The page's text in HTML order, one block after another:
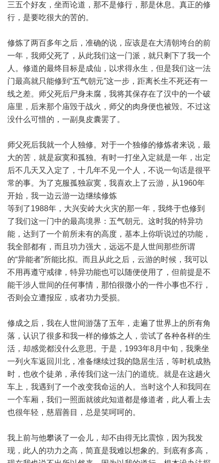
三五个好友，坐而论道，那不是修行，那是休息。真正的修
行，是要吃很大的苦的。
修炼了两百多年之后，准确的说，应该是在大清朝垮台的前
一年，我师父死了，从此我们这一门派，就只剩下了我一个
人。修道的最终目标是成仙，以求得永生，但是我们这一法
门最高就只能修到“五气朝元”这一步，距离长生不死还有一
线之差。师父死后尸身未腐，我将其保存在了汉中的一个破
庙里，后来那个庙毁于战火，师父的肉身便也被毁。不过这
没什么可惜的，一副臭皮囊罢了。
师父死后我就一个人独修。对于一个独修的修炼者来说，最
大的苦，就是寂寞和孤独。有时一打坐入定就是一年，出定
后不几天又入定了，十几年不见一个人，不说一句话是很平
常的事。为了克服孤独寂寞，我喜欢上了云游，从1960年
开始，我一边云游一边继续修炼
等到了1988年，大兴安岭大火灾的那一年，我终于也修到
了我们这一门中的最高境界：五气朝元。这时我的特异功
能，达到了一个前所未有的高度，基本上你听说过的功能，
我全部都有，而且功力强大，远远不是人世间那些所谓
的“异能者”所能比拟。而且从此之后，云游的时候，我可以
不用再遵守戒律，特异功能也可以随便使用了，但前提是不
能干涉人世间的任何事情，那怕很微小的一件小事也不行，
否则会立遭报应，或者功力受损。
修成之后，我在人世间游荡了五年，走遍了世界上的所有角
落，认识了很多和我一样的修炼之人，尝试了各种各样的生
活，却感觉都没什么意思。于是，1993年8月中旬，我乘坐
一列火车返回川北，准备继续过我的隐居生活，等时机成熟
时，也收个徒弟，承传我们这一法门的道统。就是在这趟火
车上，我遇到了一个改变我命运的人。当时这个人和我同在
一个车厢，我们一照面就彼此知道都是修道者，此人看上去
也很年轻，慈眉善目，总是笑呵呵的。
我上前与他攀谈了一会儿，却不由得无比震惊，因为我发
现，此人的功力之高，简直是我难以想象的。到底有多高，